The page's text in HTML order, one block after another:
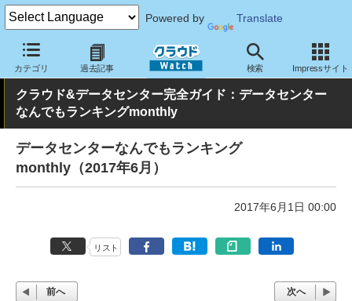
Powered by Translate
カテゴリ 過去記事 検索 Impressサイト
クラウド Watch ハード・インフラ データセンター
クラウド&データセンター完全ガイド：データセンター
なんでもランキングmonthly
データセンターなんでもランキング
monthly（2017年6月）
2017年6月1日 00:00
リスト
前へ 次へ